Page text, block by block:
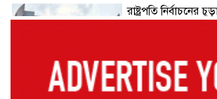
রাষ্ট্রপতি নির্বাচনের
সাভারের রাজপথে